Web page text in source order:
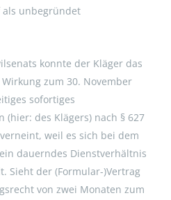
unbegründet
konnte der Kläger das
zum 30. November
sofortiges
des Klägers) nach § 627
weil es sich bei dem
dauerndes Dienstverhältnis
Sieht der (Formular-)Vertrag
von zwei Monaten zum